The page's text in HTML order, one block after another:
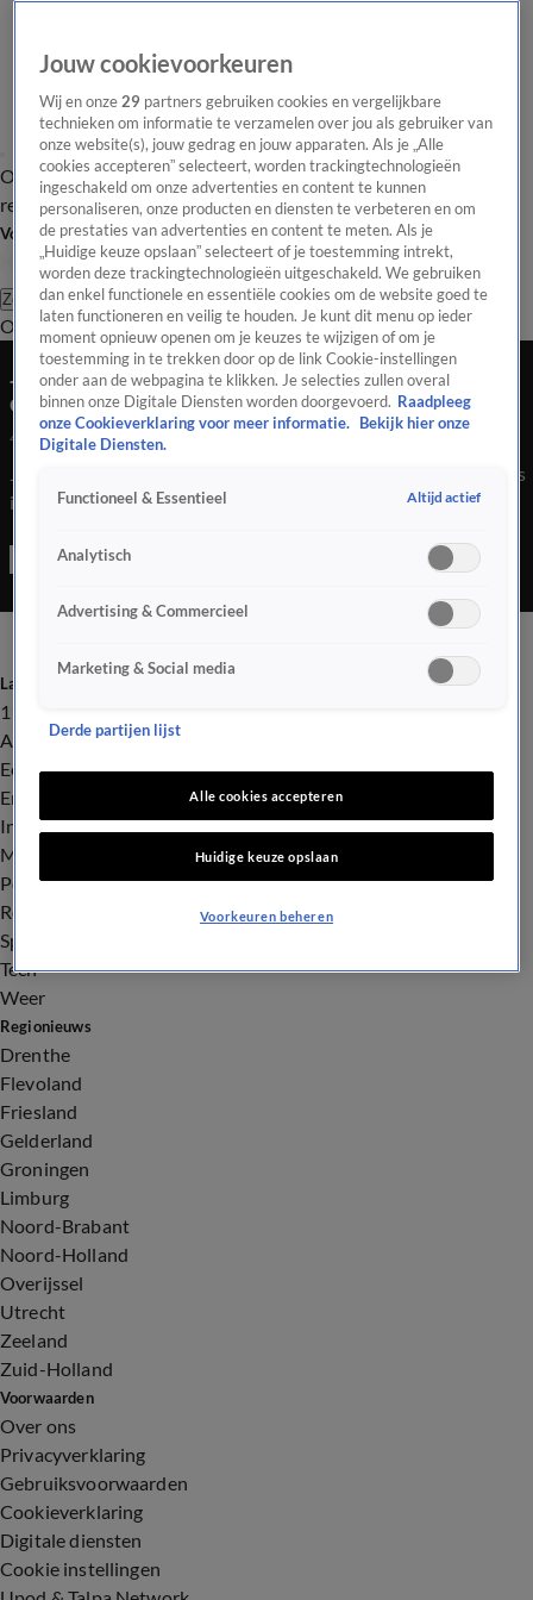
Overzicht Laatste nieuws Regionieuws Het beste van Hart
Tip de
redactie
Volg Hart van Nederland
Zoeken
OverzichtRegioUitzendingenWeerTip de redactiePanelVideo's
Jongen (15) op fatbike zwaargewond door
ongeluk met lijnbus in Breda
4 mrt 2024, 18:33
Jongen (15) op fatbike zwaargewond door ongeluk met lijnbus
in Breda.
Laatste nieuws
112
Advies & Tips
Economie
Entertainment
Infrastructuur
Milieu en Gezondheid
Politiek
Royalty
Sport
Tech
Weer
Regionieuws
Drenthe
Flevoland
Friesland
Gelderland
Groningen
Limburg
Noord-Brabant
Noord-Holland
Overijssel
Utrecht
Zeeland
Zuid-Holland
Voorwaarden
Over ons
Privacyverklaring
Gebruiksvoorwaarden
Cookieverklaring
Digitale diensten
Cookie instellingen
Jouw cookievoorkeuren
Wij en onze29 partners gebruiken cookies en vergelijkbare
technieken om informatie te verzamelen over jou als gebruiker van
onze website(s), jouw gedrag en jouw apparaten. Als je „Alle
cookies accepteren” selecteert, worden trackingtechnologieën
ingeschakeld om onze advertenties en content te kunnen
personaliseren, onze producten en diensten te verbeteren en om
de prestaties van advertenties en content te meten. Als je
„Huidige keuze opslaan” selecteert of je toestemming intrekt,
worden deze trackingtechnologieën uitgeschakeld. We gebruiken
dan enkel functionele en essentiële cookies om de website goed te
laten functioneren en veilig te houden. Je kunt dit menu op ieder
moment opnieuw openen om je keuzes te wijzigen of om je
toestemming in te trekken door op de link Cookie-instellingen
onder aan de webpagina te klikken. Je selecties zullen overal
binnen onze Digitale Diensten worden doorgevoerd. Raadpleeg
onze Cookieverklaring voor meer informatie.
Bekijk hier onze
Digitale Diensten.
Functioneel & Essentieel Altijd actief
Analytisch
Advertising & Commercieel
Marketing & Social media
Derde partijen lijst
Alle cookies accepteren
Huidige keuze opslaan
Voorkeuren beheren